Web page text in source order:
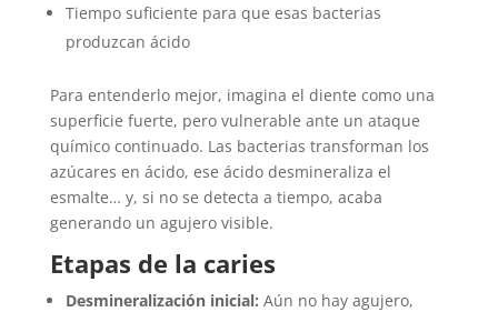
Tiempo suficiente para que esas bacterias
produzcan ácido
Para entenderlo mejor, imagina el diente como una
superficie fuerte, pero vulnerable ante un ataque
químico continuado. Las bacterias transforman los
azúcares en ácido, ese ácido desmineraliza el
esmalte… y, si no se detecta a tiempo, acaba
generando un agujero visible.
Etapas de la caries
Desmineralización inicial: Aún no hay agujero,